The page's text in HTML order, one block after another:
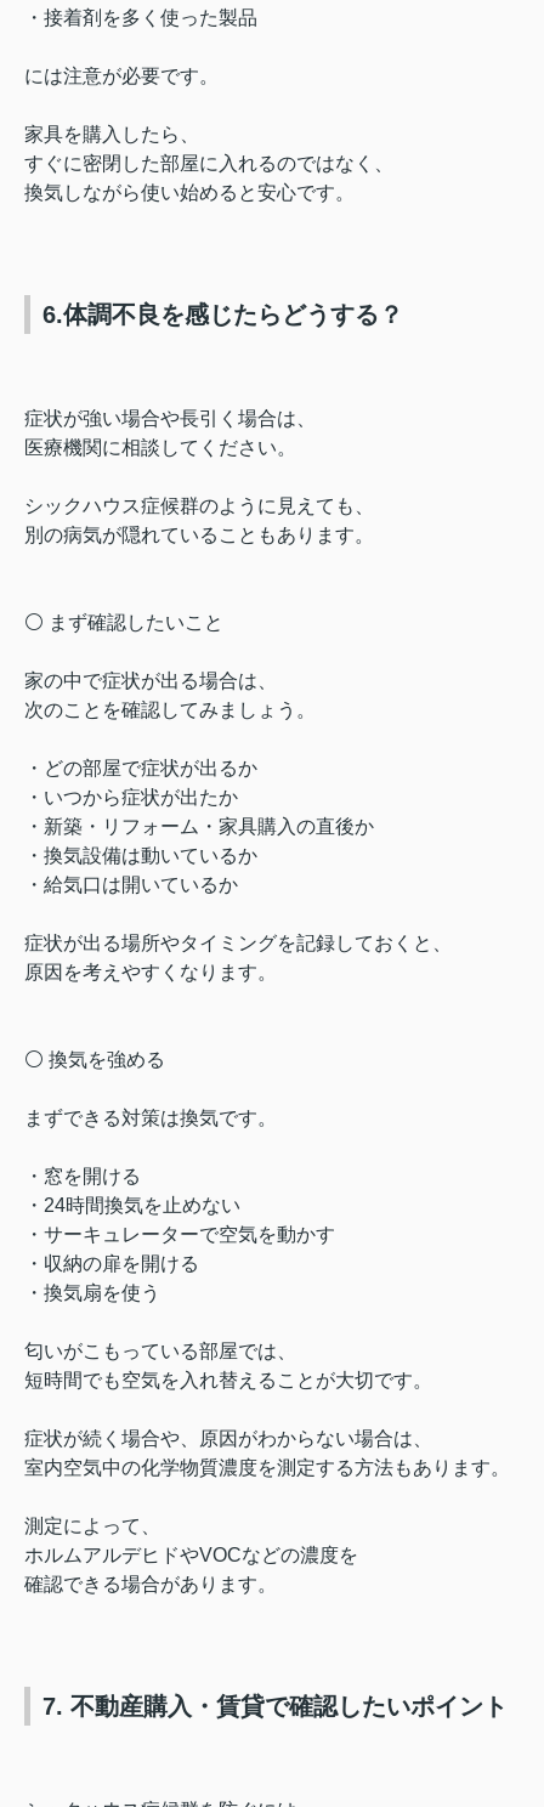
・接着剤を多く使った製品
には注意が必要です。
家具を購入したら、
すぐに密閉した部屋に入れるのではなく、
換気しながら使い始めると安心です。
6.体調不良を感じたらどうする？
症状が強い場合や長引く場合は、
医療機関に相談してください。
シックハウス症候群のように見えても、
別の病気が隠れていることもあります。
⚪️ まず確認したいこと
家の中で症状が出る場合は、
次のことを確認してみましょう。
・どの部屋で症状が出るか
・いつから症状が出たか
・新築・リフォーム・家具購入の直後か
・換気設備は動いているか
・給気口は開いているか
症状が出る場所やタイミングを記録しておくと、
原因を考えやすくなります。
⚪️ 換気を強める
まずできる対策は換気です。
・窓を開ける
・24時間換気を止めない
・サーキュレーターで空気を動かす
・収納の扉を開ける
・換気扇を使う
匂いがこもっている部屋では、
短時間でも空気を入れ替えることが大切です。
症状が続く場合や、原因がわからない場合は、
室内空気中の化学物質濃度を測定する方法もあります。
測定によって、
ホルムアルデヒドやVOCなどの濃度を
確認できる場合があります。
7. 不動産購入・賃貸で確認したいポイント